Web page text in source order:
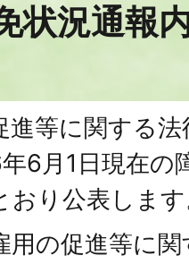
状況通報
進等に関する
6月1日現在の
おり公表しま
用の促進等に